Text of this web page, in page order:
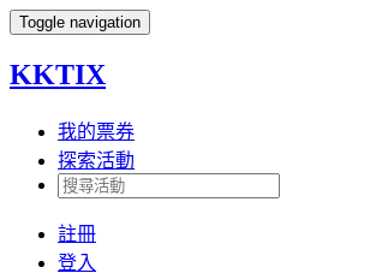
Toggle navigation
KKTIX
我的票券
探索活動
註冊
登入